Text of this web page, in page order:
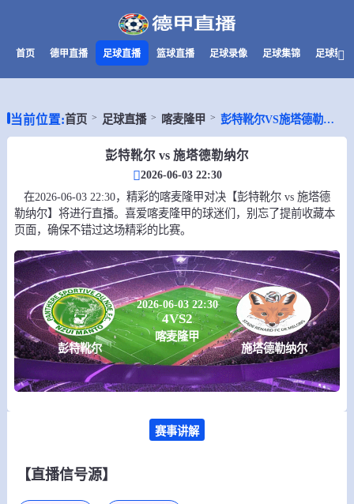
首页 德甲直播 足球直播 篮球直播 足球录像 足球集锦 足球新闻
当前位置:首页 足球直播 喀麦隆甲 彭特靴尔VS施塔德勒纳尔
彭特靴尔 vs 施塔德勒纳尔
2026-06-03 22:30
在2026-06-03 22:30，精彩的喀麦隆甲对决【彭特靴尔 vs 施塔德
勒纳尔】将进行直播。喜爱喀麦隆甲的球迷们，别忘了提前收藏本
页面，确保不错过这场精彩的比赛。
彭特靴尔
2026-06-03 22:30
4VS2
喀麦隆甲
施塔德勒纳尔
赛事讲解
【直播信号源】